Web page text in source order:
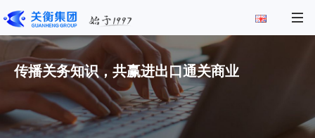
传播关务知识，共赢进出口通关商业